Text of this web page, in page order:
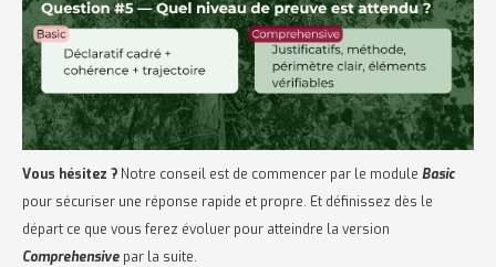
Vous hésitez ? Notre conseil est de commencer par le module Basic
pour sécuriser une réponse rapide et propre. Et définissez dès le
départ ce que vous ferez évoluer pour atteindre la version
Comprehensive par la suite.